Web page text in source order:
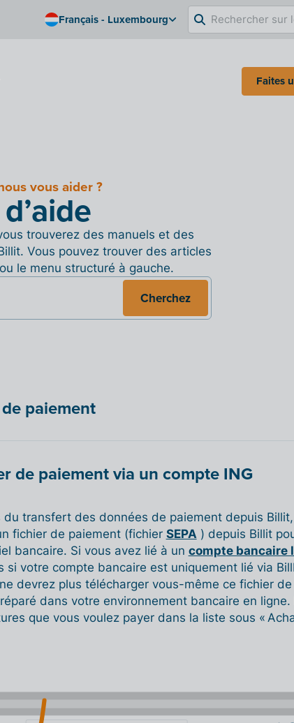
Français - Luxembourg
Faites
vous aider ?
trouverez des manuels et des
Vous pouvez trouver des articles
le menu structuré à gauche.
Cherchez
paiement
de paiement via un compte ING
du transfert des données de paiement depuis
fichier de paiement (fichier SEPA) depuis Billit
bancaire. Si vous avez lié à un compte bancaire
si votre compte bancaire est uniquement lié via
devrez plus télécharger vous-même ce fichier
dans votre environnement bancaire en ligne.
que vous voulez payer dans la liste sous «